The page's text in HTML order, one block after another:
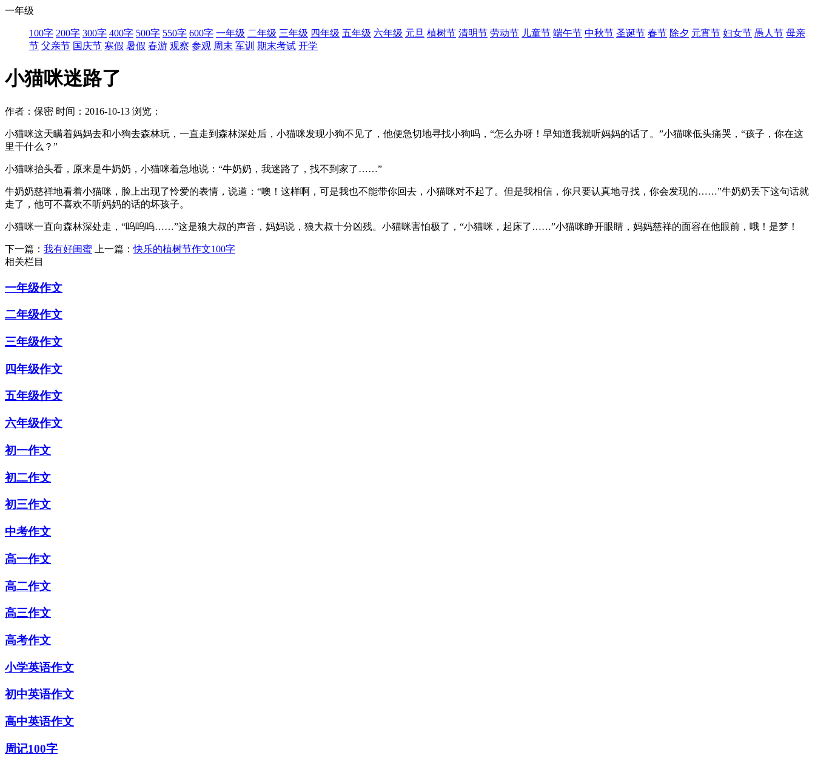
一年级
100字 200字 300字 400字 500字 550字 600字 一年级 二年级 三年级 四年级 五年级 六年级 元旦 植树节 清明节 劳动节 儿童节 端午节 中秋节 圣诞节 春节 除夕 元宵节 妇女节 愚人节 母亲
节 父亲节 国庆节 寒假 暑假 春游 观察 参观 周末 军训 期末考试 开学
小猫咪迷路了
作者：保密 时间：2016-10-13 浏览：
小猫咪这天瞒着妈妈去和小狗去森林玩，一直走到森林深处后，小猫咪发现小狗不见了，他便急切地寻找小狗吗，“怎么办呀！早知道我就听妈妈的话了。”小猫咪低头痛哭，“孩子，你在这
里干什么？”
小猫咪抬头看，原来是牛奶奶，小猫咪着急地说：“牛奶奶，我迷路了，找不到家了……”
牛奶奶慈祥地看着小猫咪，脸上出现了怜爱的表情，说道：“噢！这样啊，可是我也不能带你回去，小猫咪对不起了。但是我相信，你只要认真地寻找，你会发现的……”牛奶奶丢下这句话就
走了，他可不喜欢不听妈妈的话的坏孩子。
小猫咪一直向森林深处走，“呜呜呜……”这是狼大叔的声音，妈妈说，狼大叔十分凶残。小猫咪害怕极了，“小猫咪，起床了……”小猫咪睁开眼睛，妈妈慈祥的面容在他眼前，哦！是梦！
下一篇： 我有好闺蜜 上一篇：快乐的植树节作文100字
相关栏目
一年级作文
二年级作文
三年级作文
四年级作文
五年级作文
六年级作文
初一作文
初二作文
初三作文
中考作文
高一作文
高二作文
高三作文
高考作文
小学英语作文
初中英语作文
高中英语作文
周记100字